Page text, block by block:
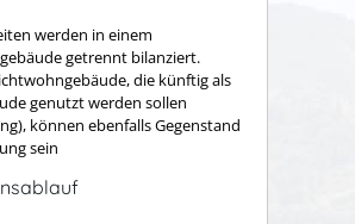
werden in einem
getrennt bilanziert.
die künftig als
genutzt werden sollen
können ebenfalls Gegenstand
sein